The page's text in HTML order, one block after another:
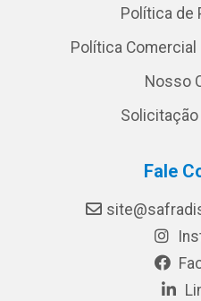
Política de
Política
Nosso
Solicitação
Fale